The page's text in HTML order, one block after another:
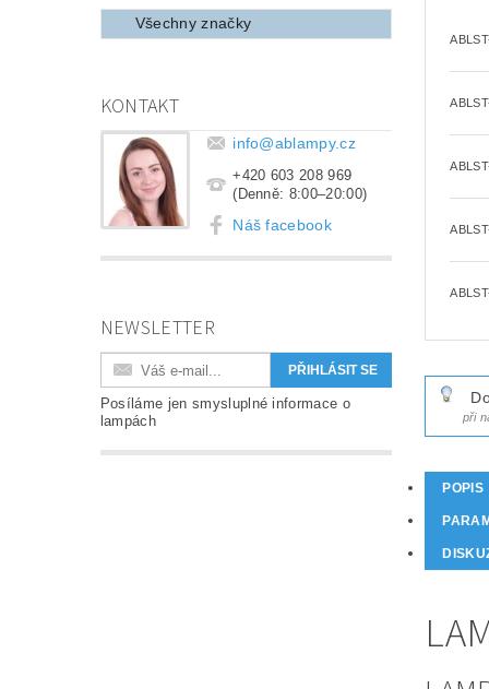
Všechny značky
KONTAKT
info@ablampy.cz
+420 603 208 969
(Denně: 8:00–20:00)
Náš facebook
NEWSLETTER
Posíláme jen smysluplné informace o
lampách
při
POPIS